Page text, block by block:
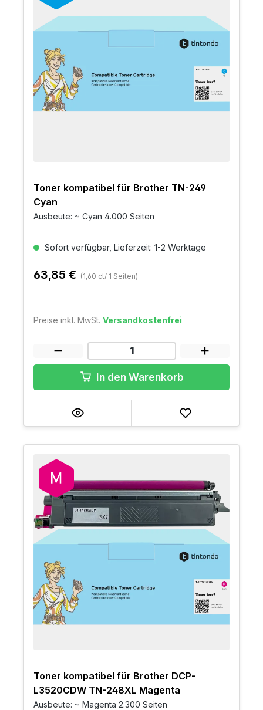
Toner kompatibel für Brother TN-249
Cyan
Ausbeute: ~ Cyan 4.000 Seiten
Sofort verfügbar, Lieferzeit: 1-2 Werktage
63,85 € (1,60 ct/ 1 Seiten)
Preise inkl. MwSt. Versandkostenfrei
In den Warenkorb
Toner kompatibel für Brother DCP-
L3520CDW TN-248XL Magenta
Ausbeute: ~ Magenta 2.300 Seiten